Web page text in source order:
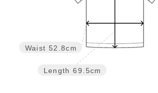
Length 69.5cm
Waist 52.8cm